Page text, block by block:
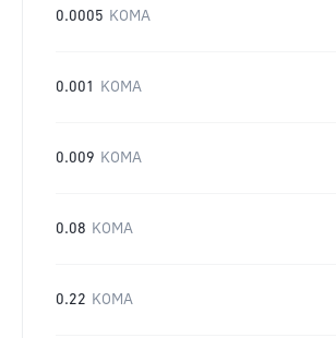
0.0005 KOMA
0.001 KOMA
0.009 KOMA
0.08 KOMA
0.22 KOMA